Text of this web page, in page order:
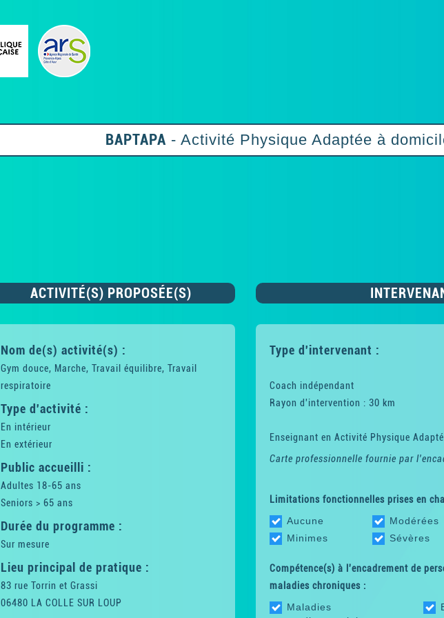
BAPTAPA - Activité Physique Adaptée à
ACTIVITÉ(S) PROPOSÉE(S)
Nom de(s) activité(s) :
Gym douce, Marche, Travail équilibre, Travail
respiratoire
Type d'activité :
En intérieur
En extérieur
Public accueilli :
Adultes 18-65 ans
Seniors > 65 ans
Durée du programme :
Sur mesure
Lieu principal de pratique :
83 rue Torrin et Grassi
06480 LA COLLE SUR LOUP
Type d'intervenant :
Coach indépendant
Rayon d'intervention : 30 km
Enseignant en Activité Physique
Carte professionnelle fournie par
Limitations fonctionnelles prises en
Aucune
Minimes
Modérées
Sévères
Compétence(s) à l'encadrement de
maladies chroniques :
Maladies